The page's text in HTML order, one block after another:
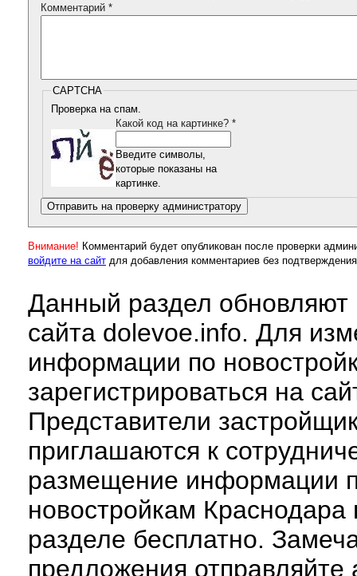
Комментарий *
CAPTCHA
Проверка на спам.
Какой код на картинке? *
Введите символы,
которые показаны на
картинке.
Внимание! Комментарий будет опубликован после проверки
войдите на сайт для добавления комментариев без
Данный раздел обновляют
сайта dolevoe.info. Для
информации по
зарегистрироваться на
Представители
приглашаются к
размещение информации
новостройкам
разделе бесплатно.
предложения отправляйте